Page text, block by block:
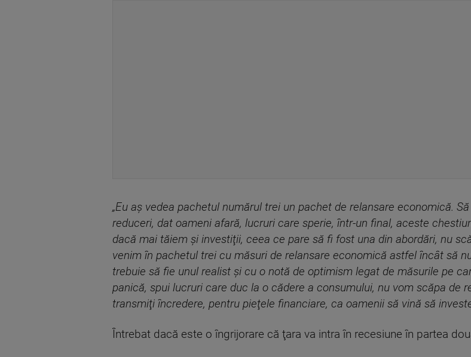
„Eu aş vedea pachetul numărul trei un pachet de relansare economică.
reduceri, dat oameni afară, lucruri care sperie, într-un final, aceste
dacă mai tăiem şi investiţii, ceea ce pare să fi fost una din abordări, nu
venim în pachetul trei cu măsuri de relansare economică astfel încât să
trebuie să fie unul realist şi cu o notă de optimism legat de măsurile pe
panică, spui lucruri care duc la o cădere a consumului, nu vom scăpa de
transmiţi încredere, pentru pieţele financiare, ca oamenii să vină să
Întrebat dacă este o îngrijorare că ţara va intra în recesiune în partea